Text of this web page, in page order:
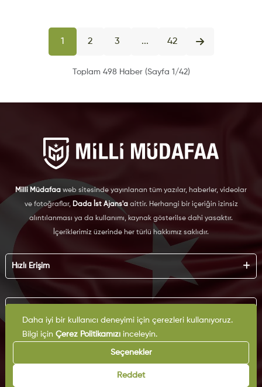
1 2 3 ... 42
Toplam 498 Haber (Sayfa 1/42)
Milli Müdafaa web sitesinde yayınlanan tüm yazılar, haberler, videolar
ve fotoğraflar, Dada İst Ajans'aaittir. Herhangi bir içeriğin izinsiz
alıntılanması ya da kullanımı, kaynak gösterilse dahi yasaktır.
İçeriklerimiz üzerinde her türlü hakkımız saklıdır.
Hızlı Erişim
Künye
Reklam
İş Birliği
Arşiv
İletişim
KVKK
Çerez Politikası
Gizlilik Politikası
Kullanım Şartları
Daha iyi bir kullanıcı deneyimi için çerezleri kullanıyoruz.
Bilgi için Çerez Politikamızıinceleyin.
Seçenekler
Reddet